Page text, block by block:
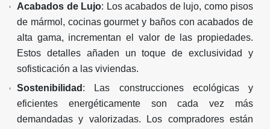
Acabados de Lujo: Los acabados de lujo, como pisos
de mármol, cocinas gourmet y baños con acabados de
alta gama, incrementan el valor de las propiedades.
Estos detalles añaden un toque de exclusividad y
sofisticación a las viviendas.
Sostenibilidad : Las construcciones ecológicas y
eficientes energéticamente son cada vez más
demandadas y valorizadas. Los compradores están